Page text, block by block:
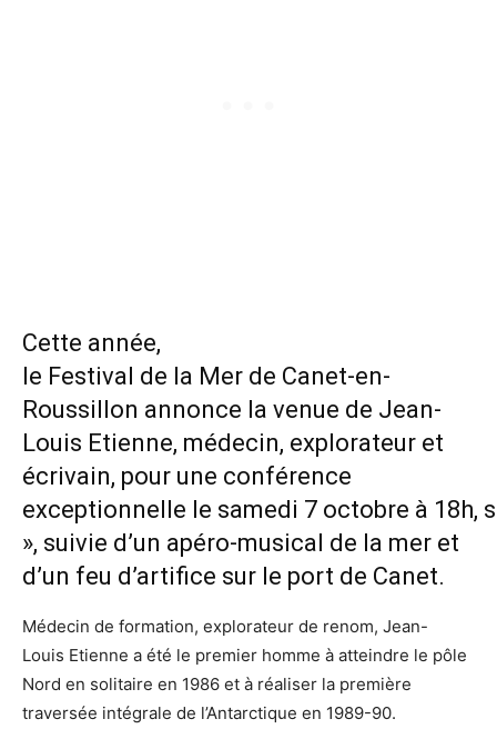
Cette année,
le Festival de la Mer de Canet-en-
Roussillon annonce la venue de Jean-
Louis Etienne, médecin, explorateur et
écrivain, pour une conférence
exceptionnelle le samedi 7 octobre à 18h,
», suivie d’un apéro-musical de la mer et
d’un feu d’artifice sur le port de Canet.
Médecin de formation, explorateur de renom, Jean-
Louis Etienne a été le premier homme à atteindre le pôle
Nord en solitaire en 1986 et à réaliser la première
traversée intégrale de l’Antarctique en 1989-90.